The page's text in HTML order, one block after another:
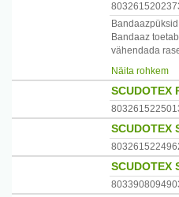
Bandaaz
vähendada
Koostis:puuvill
Suurus 7
Tootja:Itaalia
Maaletooja
Näita rohkem
SCUDOTEX
SCUDOTEX
SCUDOTEX